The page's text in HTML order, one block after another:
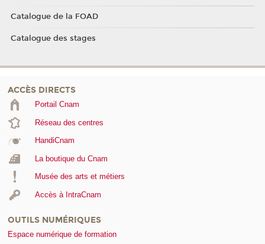
Catalogue de la FOAD
Catalogue des stages
ACCÈS DIRECTS
Portail Cnam
Réseau des centres
HandiCnam
La boutique du Cnam
Musée des arts et métiers
Accès à IntraCnam
OUTILS NUMÉRIQUES
Espace numérique de formation